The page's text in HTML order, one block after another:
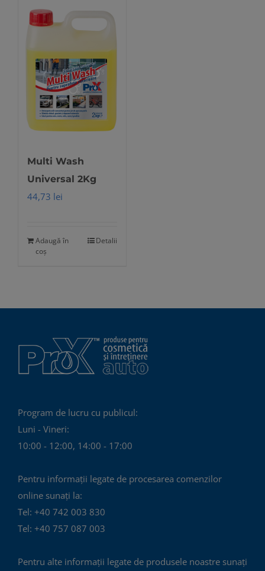
Multi Wash
Universal 2Kg
44,73 lei
Adaugă în
coș
Detalii
Program de lucru cu publicul:
Luni - Vineri:
10:00 - 12:00, 14:00 - 17:00
Pentru informații legate de procesarea comenzilor
online sunați la:
Tel: +40 742 003 830
Tel: +40 757 087 003
Pentru alte informații legate de produsele noastre sunați